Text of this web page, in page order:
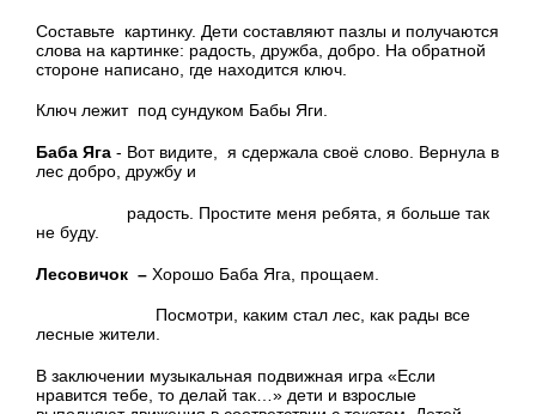
Составьте картинку. Дети составляют пазлы и получаются
слова на картинке: радость, дружба, добро. На обратной
стороне написано, где находится ключ.
Ключ лежит под сундуком Бабы Яги.
Баба Яга - Вот видите, я сдержала своё слово. Вернула в
лес добро, дружбу и
радость. Простите меня ребята, я больше так
не буду.
Лесовичок – Хорошо Баба Яга, прощаем.
Посмотри, каким стал лес, как рады все
лесные жители.
В заключении музыкальная подвижная игра «Если
нравится тебе, то делай так…» дети и взрослые